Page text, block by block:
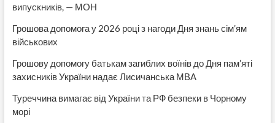
випускників, — МОН
Грошова допомога у 2026 році з нагоди Дня знань сім’ям
військових
Грошову допомогу батькам загиблих воїнів до Дня пам’яті
захисників України надає Лисичанська МВА
Туреччина вимагає від України та РФ безпеки в Чорному
морі